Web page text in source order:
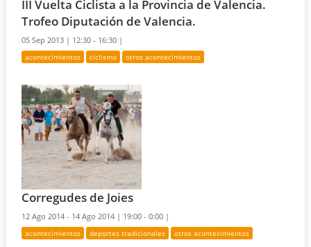
III Vuelta Ciclista a la Provincia de Valencia.
Trofeo Diputación de Valencia.
05 Sep 2013 | 12:30 - 16:30 |
acontecimientos ciclismo otros acontecimientos
Corregudes de Joies
12 Ago 2014 - 14 Ago 2014 | 19:00 - 0:00 |
acontecimientos deportes tradicionales otros acontecimientos